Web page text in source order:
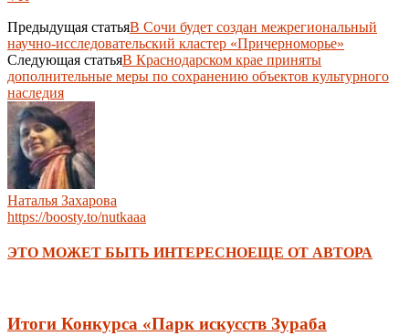
Предыдущая статьяВ Сочи будет создан межрегиональный
научно-исследовательский кластер «Причерноморье»
Следующая статьяВ Краснодарском крае приняты
дополнительные меры по сохранению объектов культурного
наследия
Наталья Захарова
https://boosty.to/nutkaaa
ЭТО МОЖЕТ БЫТЬ ИНТЕРЕСНОЕЩЕ ОТ АВТОРА
Итоги Конкурса «Парк искусств Зураба